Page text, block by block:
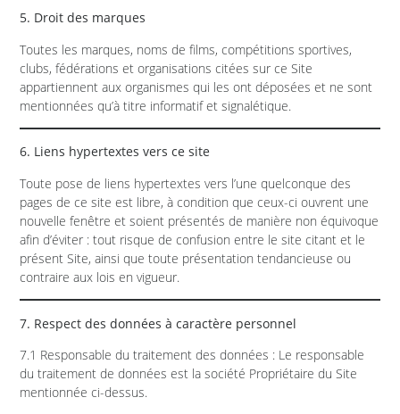
5. Droit des marques
Toutes les marques, noms de films, compétitions sportives,
clubs, fédérations et organisations citées sur ce Site
appartiennent aux organismes qui les ont déposées et ne sont
mentionnées qu’à titre informatif et signalétique.
6. Liens hypertextes vers ce site
Toute pose de liens hypertextes vers l’une quelconque des
pages de ce site est libre, à condition que ceux-ci ouvrent une
nouvelle fenêtre et soient présentés de manière non équivoque
afin d’éviter : tout risque de confusion entre le site citant et le
présent Site, ainsi que toute présentation tendancieuse ou
contraire aux lois en vigueur.
7. Respect des données à caractère personnel
7.1 Responsable du traitement des données : Le responsable
du traitement de données est la société Propriétaire du Site
mentionnée ci-dessus.